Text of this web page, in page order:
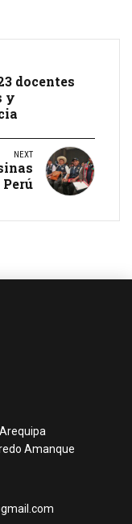
docentes
y
NEXT
Amanque